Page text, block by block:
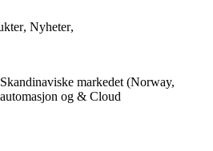
,Nyheter,
markedet (Norway,
og & Cloud